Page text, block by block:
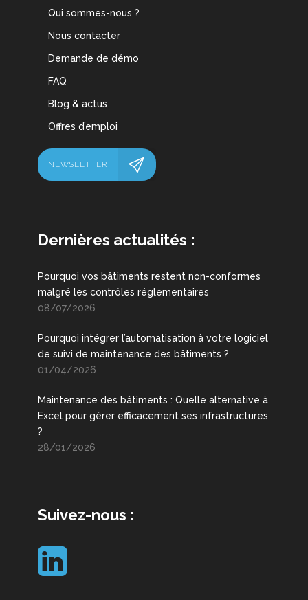
Qui sommes-nous ?
Nous contacter
Demande de démo
FAQ
Blog & actus
Offres d’emploi
NEWSLETTER
Dernières actualités :
Pourquoi vos bâtiments restent non-conformes
malgré les contrôles réglementaires
08/07/2026
Pourquoi intégrer l’automatisation à votre logiciel
de suivi de maintenance des bâtiments ?
01/04/2026
Maintenance des bâtiments : Quelle alternative à
Excel pour gérer efficacement ses infrastructures
?
28/01/2026
Suivez-nous :